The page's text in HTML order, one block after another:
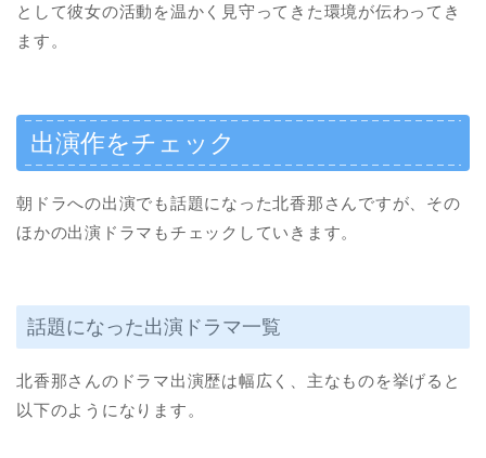
として彼女の活動を温かく見守ってきた環境が伝わってき
ます。
出演作をチェック
朝ドラへの出演でも話題になった北香那さんですが、その
ほかの出演ドラマもチェックしていきます。
話題になった出演ドラマ一覧
北香那さんのドラマ出演歴は幅広く、主なものを挙げると
以下のようになります。